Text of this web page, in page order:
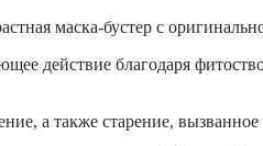
маска-бустер с
действие благодаря
а также старение,